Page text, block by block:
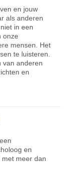
en jouw
als anderen
in een
onze
mensen. Het
te luisteren.
van anderen
en
en
met meer dan